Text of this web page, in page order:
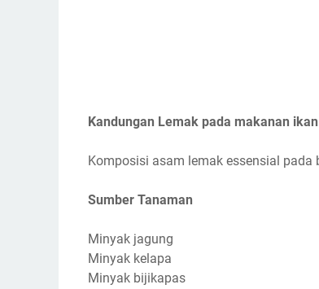
Kandungan Lemak pada makanan
Komposisi asam lemak essensial
Sumber Tanaman
Minyak jagung
Minyak kelapa
Minyak bijikapas